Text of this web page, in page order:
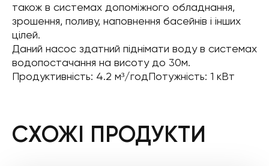
також в системах допоміжного обладнання,
зрошення, поливу, наповнення басейнів і інших
цілей.
Даний насос здатний піднімати воду в системах
водопостачання на висоту до 30м.
Продуктивність: 4.2 м³/годПотужність: 1 кВт
СХОЖІ ПРОДУКТИ